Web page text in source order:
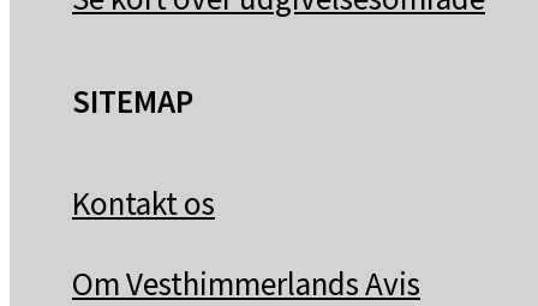
SITEMAP
Kontakt os
Om Vesthimmerlands Avis